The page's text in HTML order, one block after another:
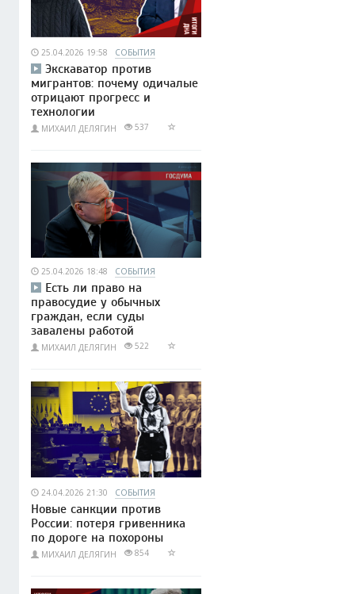
25.04.2026 19:58 СОБЫТИЯ
Экскаватор против
мигрантов: почему одичалые
отрицают прогресс и
технологии
МИХАИЛ ДЕЛЯГИН 537
25.04.2026 18:48 СОБЫТИЯ
Есть ли право на
правосудие у обычных
граждан, если суды
завалены работой
МИХАИЛ ДЕЛЯГИН 522
24.04.2026 21:30 СОБЫТИЯ
Новые санкции против
России: потеря гривенника
по дороге на похороны
МИХАИЛ ДЕЛЯГИН 854